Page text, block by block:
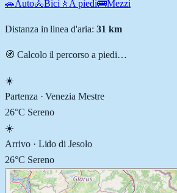
🚗Auto🚴Bici 🚶 A piedi🚌Mezzi
Distanza in linea d'aria: 31 km
🧭 Calcolo il percorso a piedi…
☀️
Partenza ·Venezia Mestre
26°C Sereno
☀️
Arrivo · Lido di Jesolo
26°C Sereno